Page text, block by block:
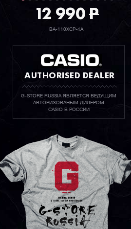
12 990P
BA-110XCP-4A
AUTHORISED DEALER
G-STORE RUSSIA ЯВЛЯЕТСЯ ВЕДУЩИМ
АВТОРИЗОВАНЫМ ДИЛЕРОМ
CASIO В РОССИИ